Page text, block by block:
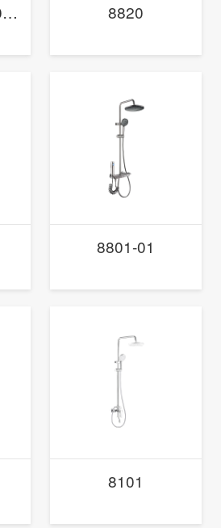
马桶伴侣-ZYF001(枪灰) 8820
8801-01
8101